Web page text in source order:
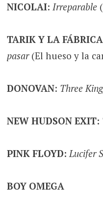
NICOLAI: Irreparable
TARIK Y LA
pasar(El hueso y la
DONOVAN: Three
NEW HUDSON EXIT:
PINK FLOYD: Lucifer
BOY OMEGA